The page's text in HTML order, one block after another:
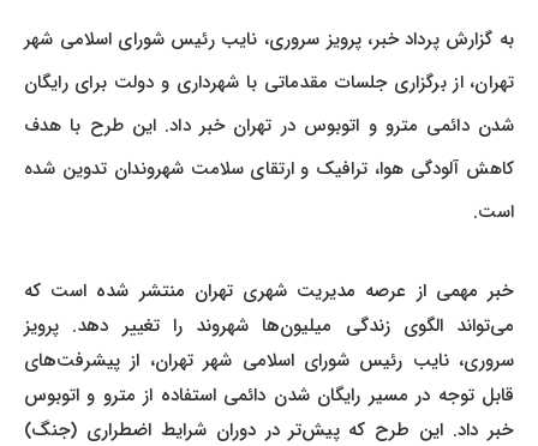
به گزارش پرداد خبر، پرویز سروری، نایب رئیس شورای اسلامی شهر
تهران، از برگزاری جلسات مقدماتی با شهرداری و دولت برای رایگان
شدن دائمی مترو و اتوبوس در تهران خبر داد. این طرح با هدف
کاهش آلودگی هوا، ترافیک و ارتقای سلامت شهروندان تدوین شده
است.
خبر مهمی از عرصه مدیریت شهری تهران منتشر شده است که
می‌تواند الگوی زندگی میلیون‌ها شهروند را تغییر دهد. پرویز
سروری، نایب رئیس شورای اسلامی شهر تهران، از پیشرفت‌های
قابل توجه در مسیر رایگان شدن دائمی استفاده از مترو و اتوبوس
خبر داد. این طرح که پیش‌تر در دوران شرایط اضطراری (جنگ)